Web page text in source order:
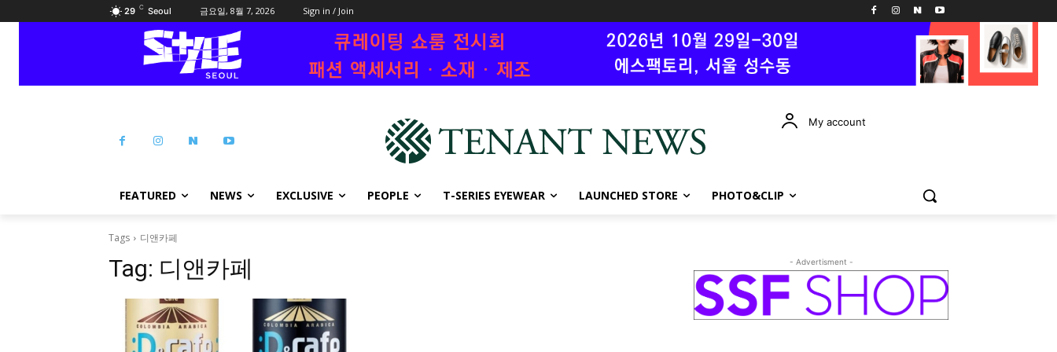
29 C Seoul 금요일, 8월 7, 2026 Sign in / Join
My account
FEATURED NEWS EXCLUSIVE PEOPLE T-SERIES EYEWEAR LAUNCHED STORE PHOTO&CLIP
Tags 디앤카페
Tag: 디앤카페 - Advertisment -